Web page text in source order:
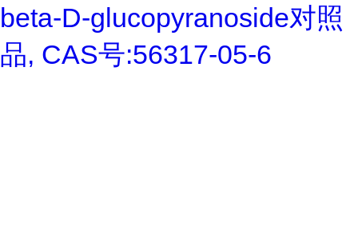
beta-D-glucopyranoside对照
品, CAS号:56317-05-6